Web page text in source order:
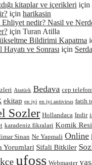
kitaplar ve içerikleri için
için harikasin
Ehliyet nedir? Nasil ve
için Turan Atilla
Bildirimi Kapatma
ve Sonrası için
Atatürk Bedava cep
ekitap en iyi en iyi antivirus fatih
Sozler Hollandaca Indir
karadeniz fikralari Komik
Sinan Ne Yapmali Online
Yorumlari Sifali Bitkiler
ufoss Webmaster